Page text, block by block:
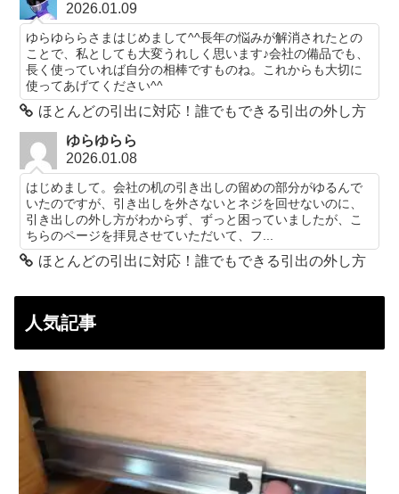
2026.01.09
ゆらゆららさまはじめまして^^長年の悩みが解消されたとの
ことで、私としても大変うれしく思います♪会社の備品でも、
長く使っていれば自分の相棒ですものね。これからも大切に
使ってあげてください^^
ほとんどの引出に対応！誰でもできる引出の外し方
ゆらゆらら
2026.01.08
はじめまして。会社の机の引き出しの留めの部分がゆるんで
いたのですが、引き出しを外さないとネジを回せないのに、
引き出しの外し方がわからず、ずっと困っていましたが、こ
ちらのページを拝見させていただいて、フ...
ほとんどの引出に対応！誰でもできる引出の外し方
人気記事